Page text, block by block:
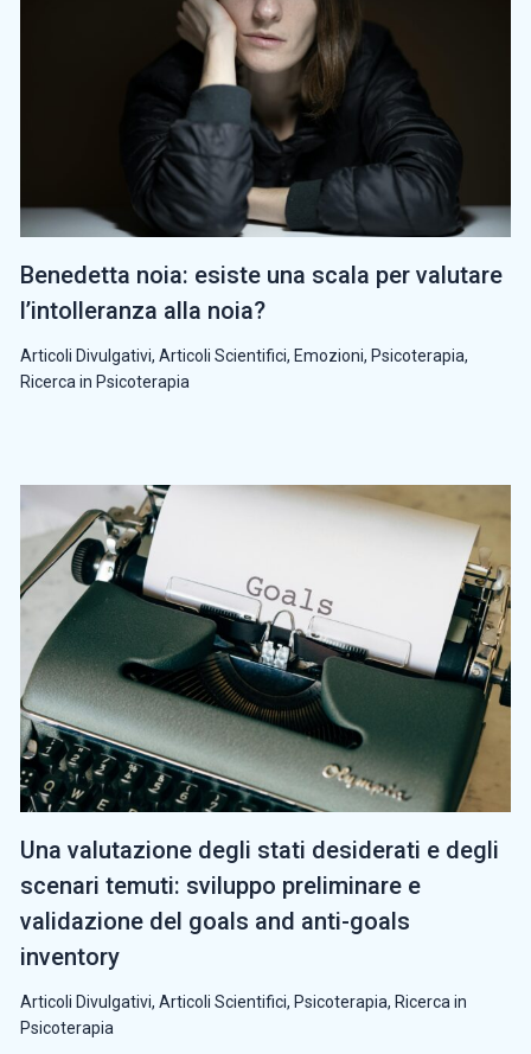
Benedetta noia: esiste una scala per valutare
l’intolleranza alla noia?
Articoli Divulgativi, Articoli Scientifici, Emozioni, Psicoterapia,
Ricerca in Psicoterapia
Una valutazione degli stati desiderati e degli
scenari temuti: sviluppo preliminare e
validazione del goals and anti-goals
inventory
Articoli Divulgativi, Articoli Scientifici, Psicoterapia, Ricerca in
Psicoterapia